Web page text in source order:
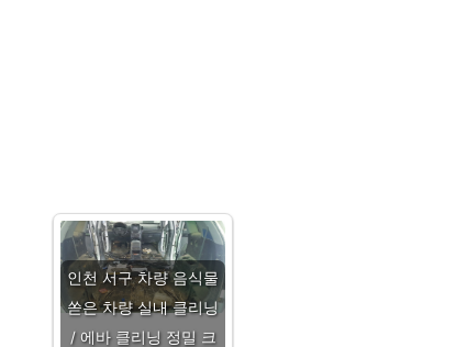
인천 서구 차량 음식물
쏟은 차량 실내 클리닝
/ 에바 클리닝 정밀 크